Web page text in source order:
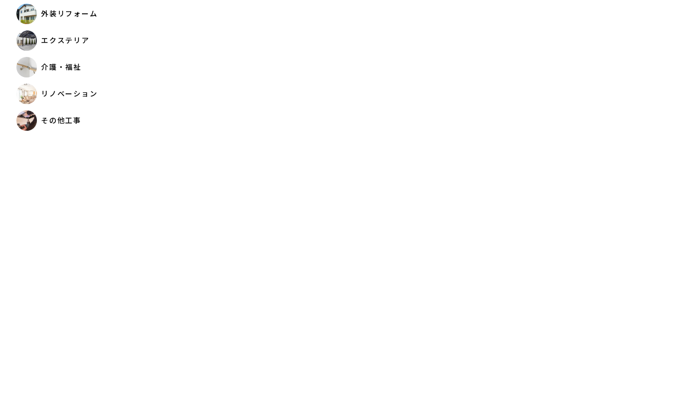
外装リフォーム
エクステリア
介護・福祉
リノベーション
その他工事